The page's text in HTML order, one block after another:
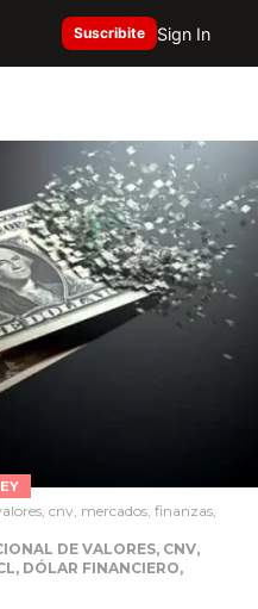
Suscribite Sign In
cnv, mercados, finanzas,
DE VALORES, CNV,
DÓLAR FINANCIERO,